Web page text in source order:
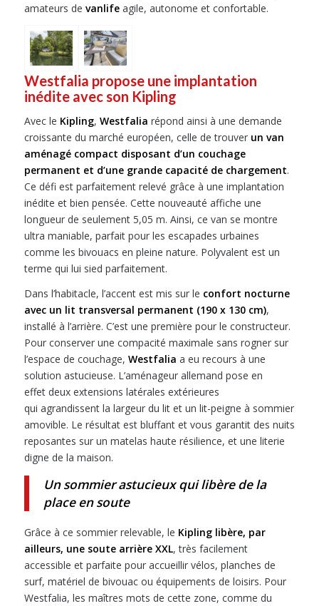
amateurs de vanlifeagile, autonome et confortable.
Westfalia propose une implantation
inédite avec son Kipling
Avec le Kipling, Westfalia répond ainsi à une demande
croissante du marché européen, celle de trouver un van
aménagé compact disposant d’un couchage
permanent et d’une grande capacité de chargement.
Ce défi est parfaitement relevé grâce à une implantation
inédite et bien pensée. Cette nouveauté affiche une
longueur de seulement 5,05 m. Ainsi, ce van se montre
ultra maniable, parfait pour les escapades urbaines
comme les bivouacs en pleine nature. Polyvalent est un
terme qui lui sied parfaitement.
Dans l’habitacle, l’accent est mis sur le confort nocturne
avec un lit transversal permanent (190 x 130 cm),
installé à l’arrière. C’est une première pour le constructeur.
Pour conserver une compacité maximale sans rogner sur
l’espace de couchage, Westfalia a eu recours à une
solution astucieuse. L’aménageur allemand pose en
effet deux extensions latérales extérieures
qui agrandissent la largeur du lit et un lit-peigne à sommier
amovible. Le résultat est bluffant et vous garantit des nuits
reposantes sur un matelas haute résilience, et une literie
digne de la maison.
Un sommier astucieux qui libère de la
place en soute
Grâce à ce sommier relevable, le Kipling libère, par
ailleurs, une soute arrière XXL, très facilement
accessible et parfaite pour accueillir vélos, planches de
surf, matériel de bivouac ou équipements de loisirs. Pour
Westfalia, les maîtres mots de cette zone, comme du